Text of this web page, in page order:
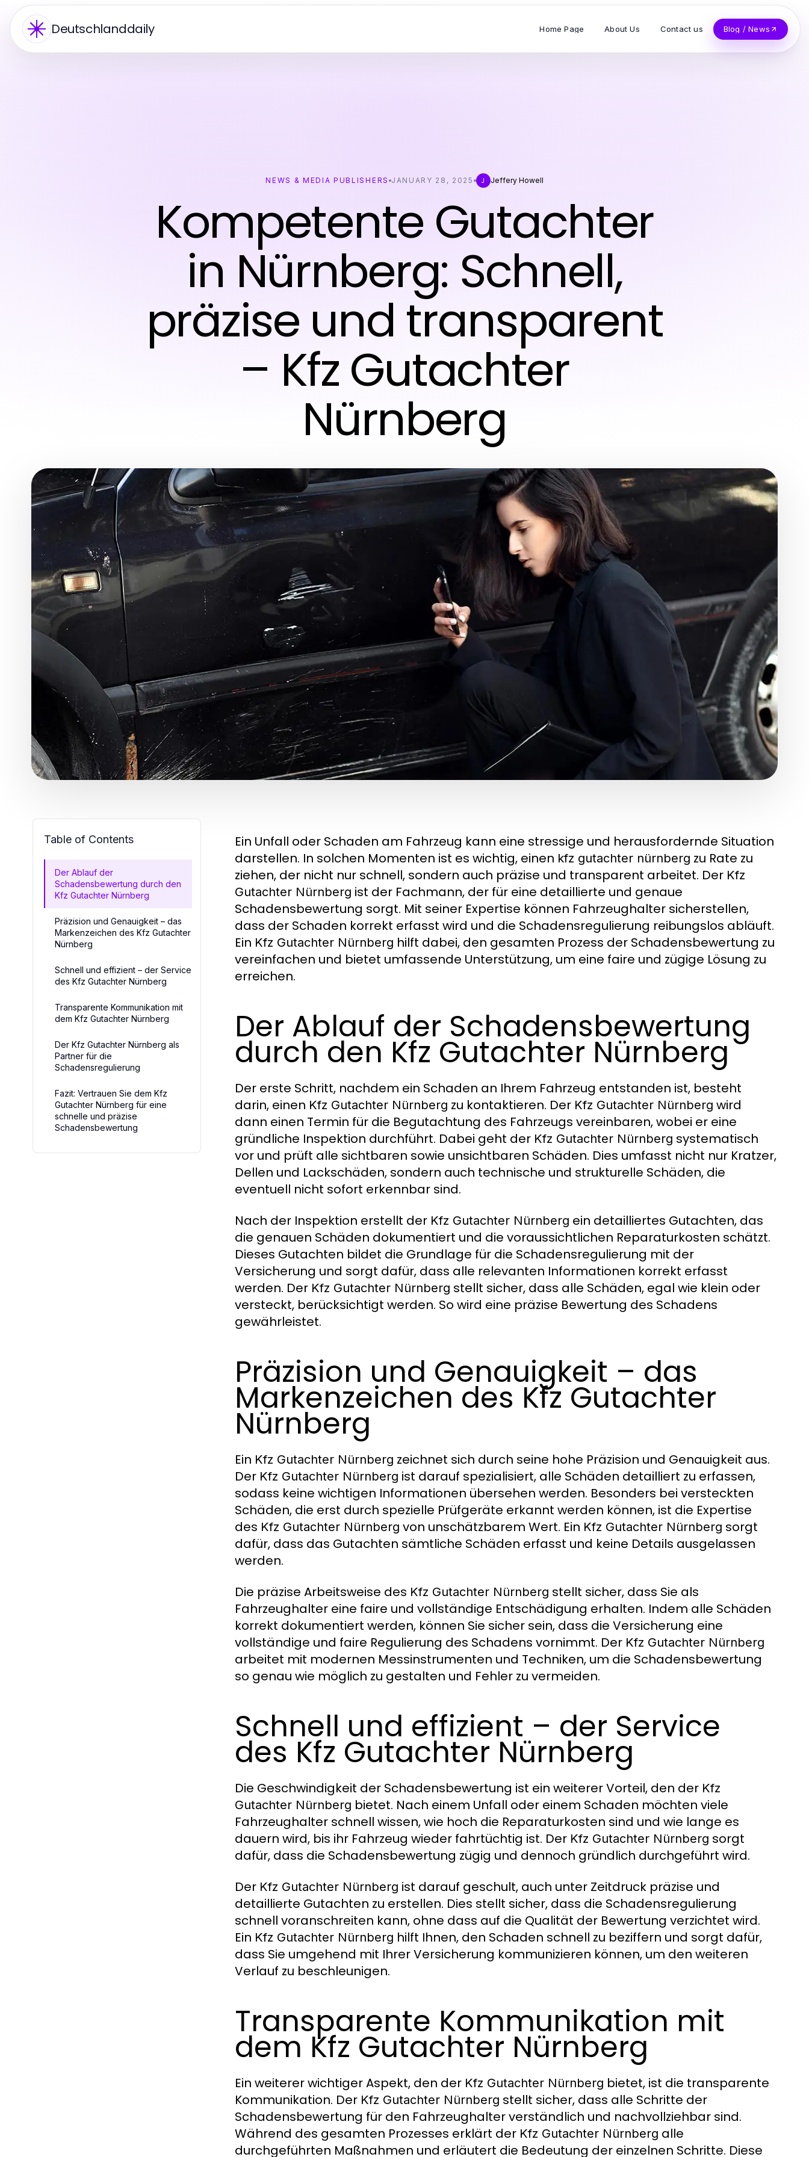
Deutschlanddaily Home Page About Us Contact us Blog / News
NEWS & MEDIA PUBLISHERS JANUARY 28, 2025 J Jeffery Howell
Kompetente Gutachter
in Nürnberg: Schnell,
präzise und transparent
– Kfz Gutachter
Nürnberg
Table of Contents
Der Ablauf der
Schadensbewertung durch den
Kfz Gutachter Nürnberg
Präzision und Genauigkeit – das
Markenzeichen des Kfz Gutachter
Nürnberg
Schnell und effizient – der Service
des Kfz Gutachter Nürnberg
Transparente Kommunikation mit
dem Kfz Gutachter Nürnberg
Der Kfz Gutachter Nürnberg als
Partner für die
Schadensregulierung
Fazit: Vertrauen Sie dem Kfz
Gutachter Nürnberg für eine
schnelle und präzise
Schadensbewertung
Ein Unfall oder Schaden am Fahrzeug kann eine stressige und herausfordernde Situation
darstellen. In solchen Momenten ist es wichtig, einen kfz gutachter nürnberg zu Rate zu
ziehen, der nicht nur schnell, sondern auch präzise und transparent arbeitet. Der Kfz
Gutachter Nürnberg ist der Fachmann, der für eine detaillierte und genaue
Schadensbewertung sorgt. Mit seiner Expertise können Fahrzeughalter sicherstellen,
dass der Schaden korrekt erfasst wird und die Schadensregulierung reibungslos abläuft.
Ein Kfz Gutachter Nürnberg hilft dabei, den gesamten Prozess der Schadensbewertung zu
vereinfachen und bietet umfassende Unterstützung, um eine faire und zügige Lösung zu
erreichen.
Der Ablauf der Schadensbewertung
durch den Kfz Gutachter Nürnberg
Der erste Schritt, nachdem ein Schaden an Ihrem Fahrzeug entstanden ist, besteht
darin, einen Kfz Gutachter Nürnberg zu kontaktieren. Der Kfz Gutachter Nürnberg wird
dann einen Termin für die Begutachtung des Fahrzeugs vereinbaren, wobei er eine
gründliche Inspektion durchführt. Dabei geht der Kfz Gutachter Nürnberg systematisch
vor und prüft alle sichtbaren sowie unsichtbaren Schäden. Dies umfasst nicht nur Kratzer,
Dellen und Lackschäden, sondern auch technische und strukturelle Schäden, die
eventuell nicht sofort erkennbar sind.
Nach der Inspektion erstellt der Kfz Gutachter Nürnberg ein detailliertes Gutachten, das
die genauen Schäden dokumentiert und die voraussichtlichen Reparaturkosten schätzt.
Dieses Gutachten bildet die Grundlage für die Schadensregulierung mit der
Versicherung und sorgt dafür, dass alle relevanten Informationen korrekt erfasst
werden. Der Kfz Gutachter Nürnberg stellt sicher, dass alle Schäden, egal wie klein oder
versteckt, berücksichtigt werden. So wird eine präzise Bewertung des Schadens
gewährleistet.
Präzision und Genauigkeit – das
Markenzeichen des Kfz Gutachter
Nürnberg
Ein Kfz Gutachter Nürnberg zeichnet sich durch seine hohe Präzision und Genauigkeit aus.
Der Kfz Gutachter Nürnberg ist darauf spezialisiert, alle Schäden detailliert zu erfassen,
sodass keine wichtigen Informationen übersehen werden. Besonders bei versteckten
Schäden, die erst durch spezielle Prüfgeräte erkannt werden können, ist die Expertise
des Kfz Gutachter Nürnberg von unschätzbarem Wert. Ein Kfz Gutachter Nürnberg sorgt
dafür, dass das Gutachten sämtliche Schäden erfasst und keine Details ausgelassen
werden.
Die präzise Arbeitsweise des Kfz Gutachter Nürnberg stellt sicher, dass Sie als
Fahrzeughalter eine faire und vollständige Entschädigung erhalten. Indem alle Schäden
korrekt dokumentiert werden, können Sie sicher sein, dass die Versicherung eine
vollständige und faire Regulierung des Schadens vornimmt. Der Kfz Gutachter Nürnberg
arbeitet mit modernen Messinstrumenten und Techniken, um die Schadensbewertung
so genau wie möglich zu gestalten und Fehler zu vermeiden.
Schnell und effizient – der Service
des Kfz Gutachter Nürnberg
Die Geschwindigkeit der Schadensbewertung ist ein weiterer Vorteil, den der Kfz
Gutachter Nürnberg bietet. Nach einem Unfall oder einem Schaden möchten viele
Fahrzeughalter schnell wissen, wie hoch die Reparaturkosten sind und wie lange es
dauern wird, bis ihr Fahrzeug wieder fahrtüchtig ist. Der Kfz Gutachter Nürnberg sorgt
dafür, dass die Schadensbewertung zügig und dennoch gründlich durchgeführt wird.
Der Kfz Gutachter Nürnberg ist darauf geschult, auch unter Zeitdruck präzise und
detaillierte Gutachten zu erstellen. Dies stellt sicher, dass die Schadensregulierung
schnell voranschreiten kann, ohne dass auf die Qualität der Bewertung verzichtet wird.
Ein Kfz Gutachter Nürnberg hilft Ihnen, den Schaden schnell zu beziffern und sorgt dafür,
dass Sie umgehend mit Ihrer Versicherung kommunizieren können, um den weiteren
Verlauf zu beschleunigen.
Transparente Kommunikation mit
dem Kfz Gutachter Nürnberg
Ein weiterer wichtiger Aspekt, den der Kfz Gutachter Nürnberg bietet, ist die transparente
Kommunikation. Der Kfz Gutachter Nürnberg stellt sicher, dass alle Schritte der
Schadensbewertung für den Fahrzeughalter verständlich und nachvollziehbar sind.
Während des gesamten Prozesses erklärt der Kfz Gutachter Nürnberg alle
durchgeführten Maßnahmen und erläutert die Bedeutung der einzelnen Schritte. Diese